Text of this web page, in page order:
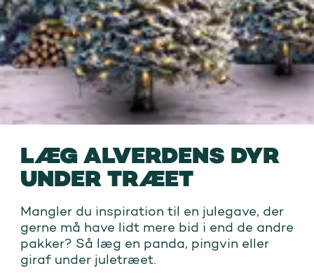
LÆG ALVERDENS DYR
UNDER TRÆET
Mangler du inspiration til en julegave, der
gerne må have lidt mere bid i end de andre
pakker? Så læg en panda, pingvin eller
giraf under juletræet.